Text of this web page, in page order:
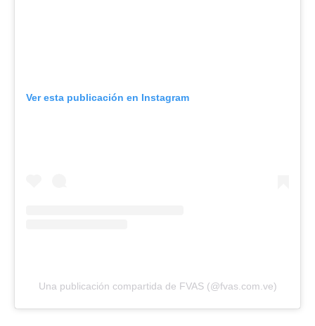
Ver esta publicación en Instagram
Una publicación compartida de FVAS (@fvas.com.ve)